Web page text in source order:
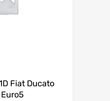
Fiat Ducato